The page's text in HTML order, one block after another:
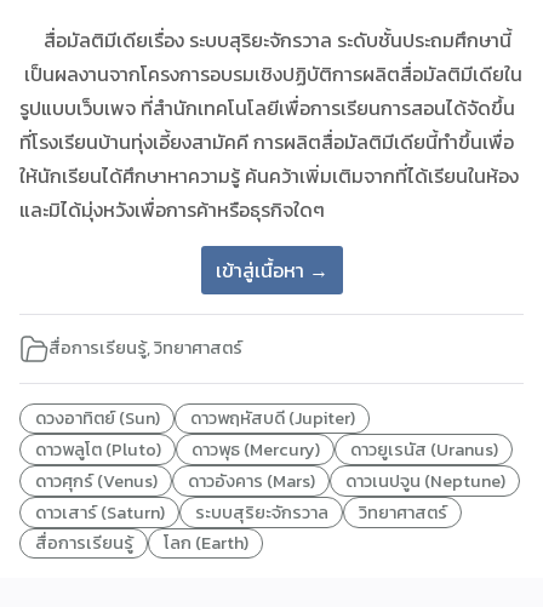
สื่อมัลติมีเดียเรื่อง ระบบสุริยะจักรวาล ระดับชั้นประถมศึกษานี้
เป็นผลงานจากโครงการอบรมเชิงปฏิบัติการผลิตสื่อมัลติมีเดียใน
รูปแบบเว็บเพจ ที่สำนักเทคโนโลยีเพื่อการเรียนการสอนได้จัดขึ้น
ที่โรงเรียนบ้านทุ่งเอี้ยงสามัคคี การผลิตสื่อมัลติมีเดียนี้ทำขึ้นเพื่อ
ให้นักเรียนได้ศึกษาหาความรู้ ค้นคว้าเพิ่มเติมจากที่ได้เรียนในห้อง
และมิได้มุ่งหวังเพื่อการค้าหรือธุรกิจใดๆ
เข้าสู่เนื้อหา →
สื่อการเรียนรู้,วิทยาศาสตร์
ดวงอาทิตย์ (Sun)
ดาวพฤหัสบดี (Jupiter)
ดาวพลูโต (Pluto)
ดาวพุธ (Mercury)
ดาวยูเรนัส (Uranus)
ดาวศุกร์ (Venus)
ดาวอังคาร (Mars)
ดาวเนปจูน (Neptune)
ดาวเสาร์ (Saturn)
ระบบสุริยะจักรวาล
วิทยาศาสตร์
สื่อการเรียนรู้
โลก (Earth)